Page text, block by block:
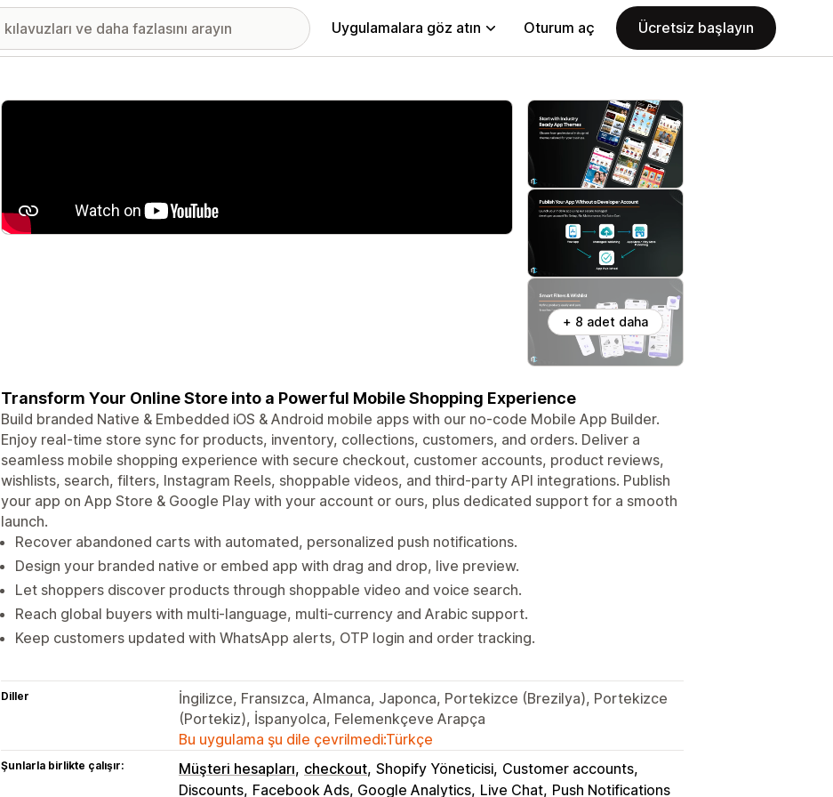
Uygulamalara göz atın Oturum aç Ücretsiz başlayın
Öne çıkan görsel galerisi
+ 8 adet daha
Transform Your Online Store into a Powerful Mobile Shopping Experience
Build branded Native & Embedded iOS & Android mobile apps with our no-code Mobile App Builder.
Enjoy real-time store sync for products, inventory, collections, customers, and orders. Deliver a
seamless mobile shopping experience with secure checkout, customer accounts, product reviews,
wishlists, search, filters, Instagram Reels, shoppable videos, and third-party API integrations. Publish
your app on App Store & Google Play with your account or ours, plus dedicated support for a smooth
launch.
Recover abandoned carts with automated, personalized push notifications.
Design your branded native or embed app with drag and drop, live preview.
Let shoppers discover products through shoppable video and voice search.
Reach global buyers with multi-language, multi-currency and Arabic support.
Keep customers updated with WhatsApp alerts, OTP login and order tracking.
Diller
İngilizce, Fransızca, Almanca, Japonca, Portekizce (Brezilya), Portekizce
(Portekiz), İspanyolca, Felemenkçeve Arapça
Bu uygulama şu dile çevrilmedi:Türkçe
Şunlarla birlikte çalışır: Müşteri hesapları checkout Shopify Yöneticisi Customer accounts
Discounts Facebook Ads, Google Analytics Live Chat Push Notifications